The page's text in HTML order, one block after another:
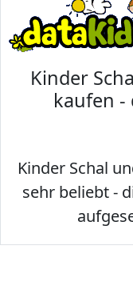
Kinder
kaufen -
Kinder Schal
sehr beliebt -